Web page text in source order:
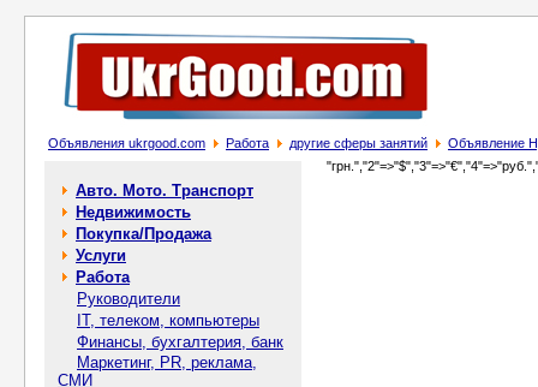
Объявления ukrgood.com Работа другие сферы занятий Объявление
Авто. Мото. Транспорт
Недвижимость
Покупка/Продажа
Услуги
Работа
Руководители
IT, телеком, компьютеры
Финансы, бухгалтерия, банк
Маркетинг, PR, реклама,
СМИ